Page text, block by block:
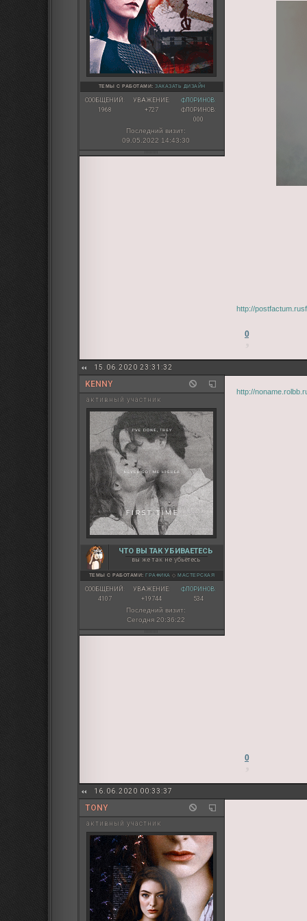
ТЕМЫ С РАБОТАМИ: ЗАКАЗАТЬ ДИЗАЙН
СООБЩЕНИЙ:
1968
УВАЖЕНИЕ:
+727
ФЛОРИНОВ:
ФЛОРИНОВ:
000
Последний визит:
09.05.2022 14:43:30
http://
0
15.06.2020 23:31:32
KENNY
активный участник
ЧТО ВЫ ТАК УБИВАЕТЕСЬ
вы же так не убьётесь
ТЕМЫ С РАБОТАМИ:ГРАФИКА ◇МАСТЕРСКАЯ
СООБЩЕНИЙ:
4107
УВАЖЕНИЕ:
+19744
ФЛОРИНОВ:
534
Последний визит:
Сегодня 20:36:22
http://
0
16.06.2020 00:33:37
TONY
активный участник